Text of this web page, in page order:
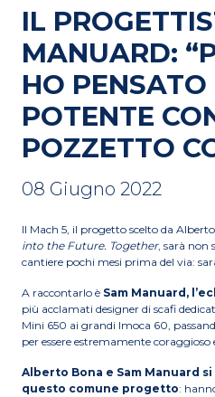
IL
MANUARD:
HO
POTENTE
POZZETTO
08 Giugno 2022
Il Mach 5, il progetto scelto da
into the Future. Together, sarà non
cantiere pochi mesi prima del via:
A raccontarlo è Sam Manuard,
più acclamati designer di scafi
Mini 650 ai grandi Imoca 60,
per essere estremamente
Alberto Bona e Sam Manuard
questo comune progetto: